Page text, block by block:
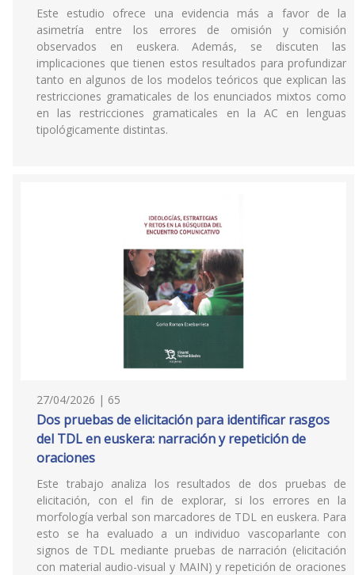
Este estudio ofrece una evidencia más a favor de la
asimetría entre los errores de omisión y comisión
observados en euskera. Además, se discuten las
implicaciones que tienen estos resultados para profundizar
tanto en algunos de los modelos teóricos que explican las
restricciones gramaticales de los enunciados mixtos como
en las restricciones gramaticales en la AC en lenguas
tipológicamente distintas.
27/04/2026 | 65
Dos pruebas de elicitación para identificar rasgos
del TDL en euskera: narración y repetición de
oraciones
Este trabajo analiza los resultados de dos pruebas de
elicitación, con el fin de explorar, si los errores en la
morfología verbal son marcadores de TDL en euskera. Para
esto se ha evaluado a un individuo vascoparlante con
signos de TDL mediante pruebas de narración (elicitación
con material audio-visual y MAIN) y repetición de oraciones